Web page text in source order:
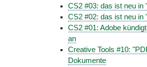
CS2 #03: das ist neu in
CS2 #02: das ist neu in
CS2 #01: Adobe
an
Creative Tools #10:
Dokumente